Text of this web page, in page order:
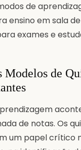
de
ensino em sala
exames e
Modelos de
de notas. Os
um papel crítico